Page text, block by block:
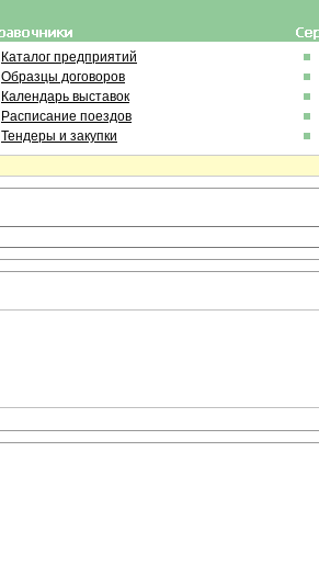
Каталог предприятий
Образцы договоров
Календарь выставок
Расписание поездов
Тендеры и закупки